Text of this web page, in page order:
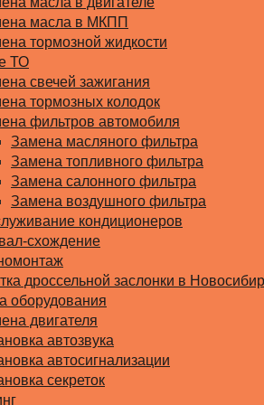
масла в МКПП
тормозной жидкости
ТО
свечей зажигания
тормозных колодок
фильтров автомобиля
Замена масляного фильтра
Замена топливного фильтра
Замена салонного фильтра
Замена воздушного фильтра
кондиционеров
схождение
дроссельной заслонки в
оборудования
двигателя
автозвука
автосигнализации
секреток